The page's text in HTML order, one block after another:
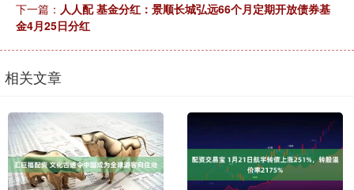
下一篇： 人人配 基金分红：景顺长城弘远66个月定期开放债券基
金4月25日分红
相关文章